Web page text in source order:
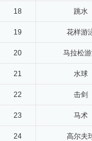
18 跳水
19 花样游
20 马拉松
21 水球
22 击剑
23 马术
24 高尔夫